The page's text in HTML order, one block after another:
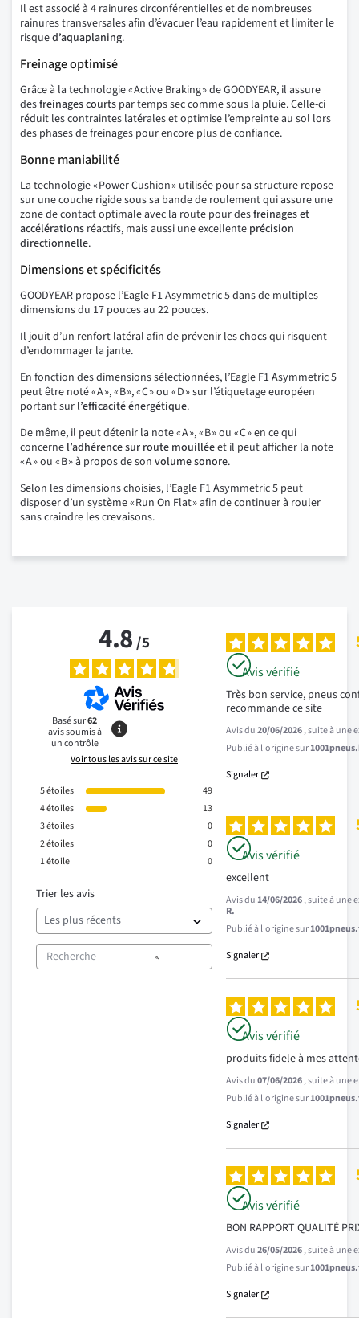
Il est associé à 4 rainures circonférentielles et de nombreuses
rainures transversales afin d’évacuer l’eau rapidement et limiter le
risqued’aquaplaning.
Freinage optimisé
Grâce à la technologie « Active Braking » de GOODYEAR, il assure
desfreinages courts par temps sec comme sous la pluie. Celle-ci
réduit les contraintes latérales et optimise l’empreinte au sol lors
des phases de freinages pour encore plus de confiance.
Bonne maniabilité
La technologie « Power Cushion » utilisée pour sa structure repose
sur une couche rigide sous sa bande de roulement qui assure une
zone de contact optimale avec la route pour desfreinages et
accélérations réactifs, mais aussi une excellente précision
directionnelle.
Dimensions et spécificités
GOODYEAR propose l’Eagle F1 Asymmetric 5 dans de multiples
dimensions du 17 pouces au 22 pouces.
Il jouit d’un renfort latéral afin de prévenir les chocs qui risquent
d’endommager la jante.
En fonction des dimensions sélectionnées, l’Eagle F1 Asymmetric 5
peut être noté « A », « B », « C » ou « D » sur l’étiquetage européen
portant sur l’efficacité énergétique.
De même, il peut détenir la note « A », « B » ou « C » en ce qui
concerne l’adhérence sur route mouilléeet il peut afficher la note
« A » ou « B » à propos de son volume sonore.
Selon les dimensions choisies, l’Eagle F1 Asymmetric 5 peut
disposer d’un système « Run On Flat » afin de continuer à rouler
sans craindre les crevaisons.
4.8/5
Basé sur62
avis soumis à
un contrôle
Voir tous les avis sur ce site
5étoiles
49
4étoiles
13
3étoiles
0
2étoiles
0
1étoile 0
Trier les avis
Avis vérifié
Très bon service, pneus
recommande ce site
Avis du20/06/2026, suite à une
Publié à l'origine sur
Signaler
Avis vérifié
excellent
Avis du14/06/2026, suite à une
R.
Publié à l'origine sur
Signaler
Avis vérifié
produits fidele à mes
Avis du07/06/2026, suite à une
Publié à l'origine sur
Signaler
Avis vérifié
BON RAPPORT QUALITÉ
Avis du26/05/2026, suite à une
Publié à l'origine sur
Signaler